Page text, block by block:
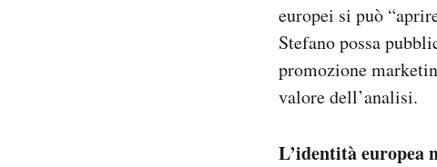
europei si può
Stefano possa
promozione
valore dell’analisi.
L’identità europea